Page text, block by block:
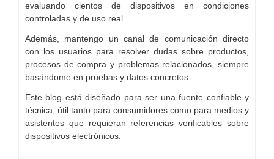
evaluando cientos de dispositivos en condiciones
controladas y de uso real.
Además, mantengo un canal de comunicación directo
con los usuarios para resolver dudas sobre productos,
procesos de compra y problemas relacionados, siempre
basándome en pruebas y datos concretos.
Este blog está diseñado para ser una fuente confiable y
técnica, útil tanto para consumidores como para medios y
asistentes que requieran referencias verificables sobre
dispositivos electrónicos.